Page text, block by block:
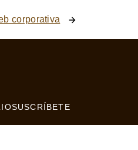
corporativa
SUSCRÍBETE